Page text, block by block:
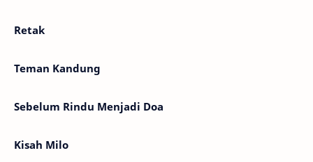
Retak
Teman Kandung
Sebelum Rindu Menjadi Doa
Kisah Milo